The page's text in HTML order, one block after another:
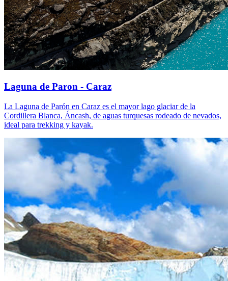
Laguna de Paron - Caraz
La Laguna de Parón en Caraz es el mayor lago glaciar de la
Cordillera Blanca, Áncash, de aguas turquesas rodeado de nevados,
ideal para trekking y kayak.